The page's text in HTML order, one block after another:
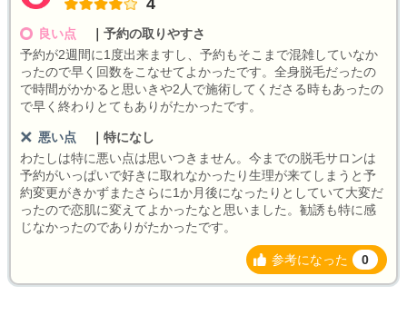
4
良い点
予約の取りやすさ
予約が2週間に1度出来ますし、予約もそこまで混雑していなか
ったので早く回数をこなせてよかったです。全身脱毛だったの
で時間がかかると思いきや2人で施術してくださる時もあったの
で早く終わりとてもありがたかったです。
悪い点
特になし
わたしは特に悪い点は思いつきません。今までの脱毛サロンは
予約がいっぱいで好きに取れなかったり生理が来てしまうと予
約変更がきかずまたさらに1か月後になったりとしていて大変だ
ったので恋肌に変えてよかったなと思いました。勧誘も特に感
じなかったのでありがたかったです。
参考になった 0